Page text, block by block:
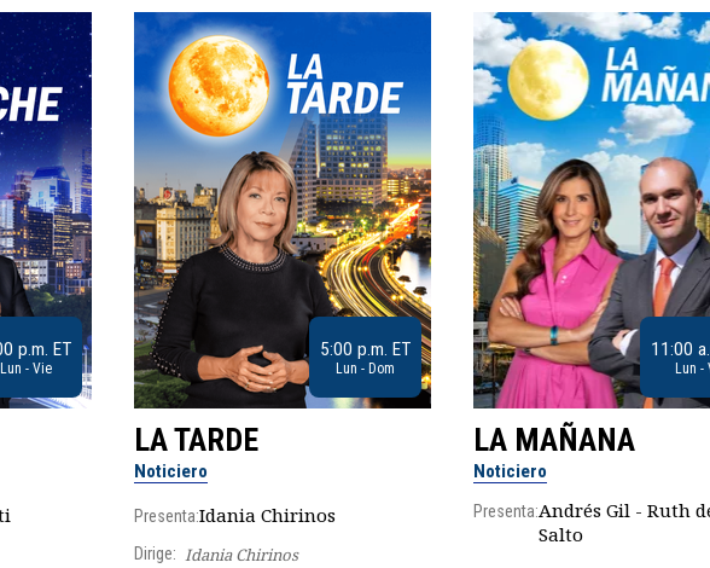
p.m. ET
Lun - Vie
5:00 p.m. ET
Lun - Dom
LA TARDE
Noticiero
Presenta:Idania Chirinos
Dirige: Idania Chirinos
11:00
Lun -
LA MAÑANA
Noticiero
Presenta:Andrés Gil - Ruth
Salto